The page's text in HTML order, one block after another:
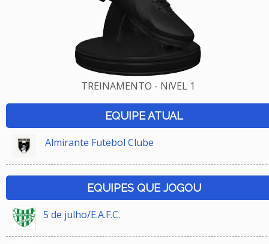
TREINAMENTO - NíVEL 1
EQUIPE ATUAL
Almirante Futebol Clube
EQUIPES QUE JOGOU
5 de julho/E.A.F.C.